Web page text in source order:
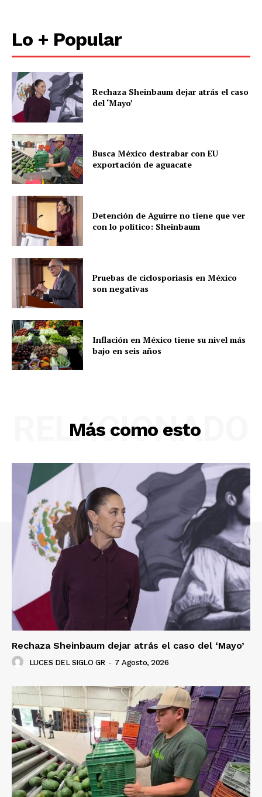
Lo + Popular
Rechaza Sheinbaum dejar atrás el caso
del ‘Mayo’
Busca México destrabar con EU
exportación de aguacate
Detención de Aguirre no tiene que ver
con lo político: Sheinbaum
Pruebas de ciclosporiasis en México
son negativas
Inflación en México tiene su nivel más
bajo en seis años
Más como esto
RELACIONADO
Rechaza Sheinbaum dejar atrás el caso del ‘Mayo’
LUCES DEL SIGLO GR - 7 Agosto, 2026